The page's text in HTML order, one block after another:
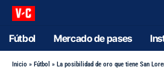
Fútbol Mercado de pases
Inicio » Fútbol » La posibilidad de oro que tiene San